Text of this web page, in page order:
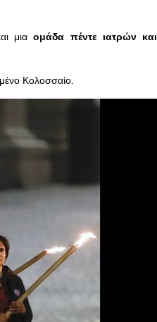
μια ομάδα πέντε ιατρών και
Κολοσσαίο.